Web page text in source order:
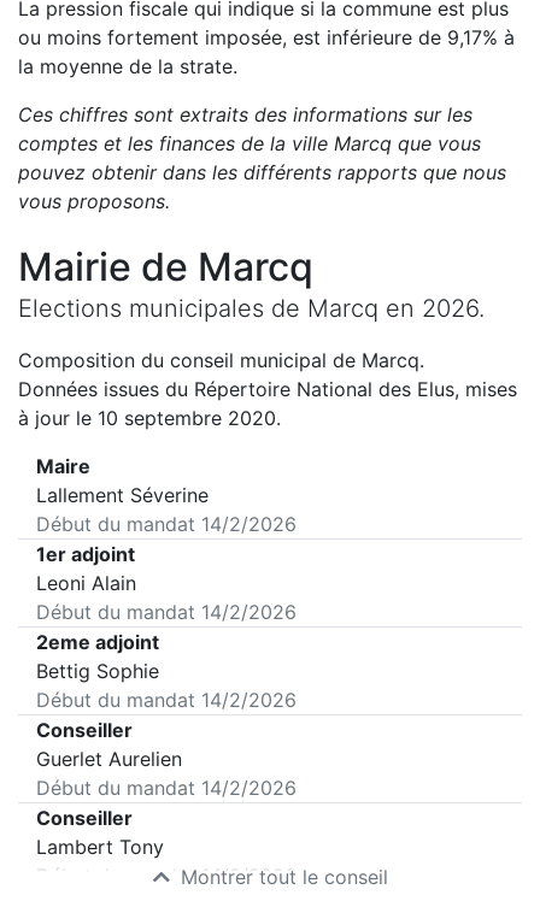
La pression fiscale qui indique si la commune est plus
ou moins fortement imposée, est inférieure de 9,17% à
la moyenne de la strate.
Ces chiffres sont extraits des informations sur les
comptes et les finances de la ville Marcq que vous
pouvez obtenir dans les différents rapports que nous
vous proposons.
Mairie de Marcq
Elections municipales de Marcq en 2026.
Composition du conseil municipal de Marcq.
Données issues du Répertoire National des Elus, mises
à jour le 10 septembre 2020.
Maire
Lallement Séverine
Début du mandat 14/2/2026
1er adjoint
Leoni Alain
Début du mandat 14/2/2026
2eme adjoint
Bettig Sophie
Début du mandat 14/2/2026
Conseiller
Guerlet Aurelien
Début du mandat 14/2/2026
Conseiller
Lambert Tony
Début du mandat14/2/2026
Montrer tout le conseil